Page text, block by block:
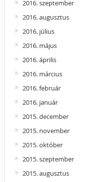
2016. szeptember
2016. augusztus
2016. július
2016. május
2016. április
2016. március
2016. február
2016. január
2015. december
2015. november
2015. október
2015. szeptember
2015. augusztus